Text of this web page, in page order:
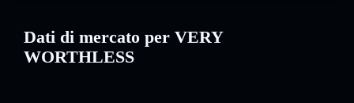
Dati di mercato per VERY
WORTHLESS